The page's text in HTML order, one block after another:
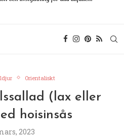
Orientaliskt
(lax eller
hoisinsås
2023